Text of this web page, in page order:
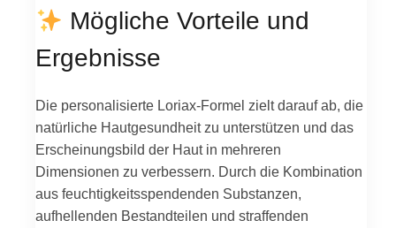
Mögliche Vorteile und
Ergebnisse
Die personalisierte Loriax-Formel zielt darauf ab, die
natürliche Hautgesundheit zu unterstützen und das
Erscheinungsbild der Haut in mehreren
Dimensionen zu verbessern. Durch die Kombination
aus feuchtigkeitsspendenden Substanzen,
aufhellenden Bestandteilen und straffenden